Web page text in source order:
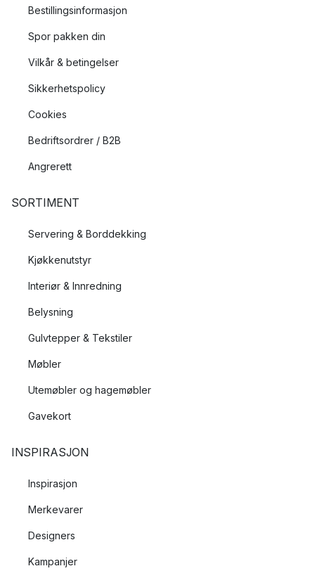
Bestillingsinformasjon
Spor pakken din
Vilkår & betingelser
Sikkerhetspolicy
Cookies
Bedriftsordrer / B2B
Angrerett
SORTIMENT
Servering & Borddekking
Kjøkkenutstyr
Interiør & Innredning
Belysning
Gulvtepper & Tekstiler
Møbler
Utemøbler og hagemøbler
Gavekort
INSPIRASJON
Inspirasjon
Merkevarer
Designers
Kampanjer